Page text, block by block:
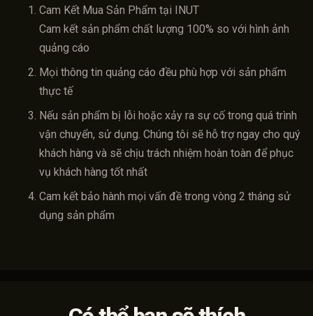
Cam Kết Mua Sản Phẩm tại INUT
Cam kết sản phẩm chất lượng 100% so với hình ảnh
quảng cáo
Mọi thông tin quảng cáo đều phù hợp với sản phẩm
thực tế
Nếu sản phẩm bị lỗi hoặc xảy ra sự cố trong quá trình
vận chuyển, sử dụng. Chúng tôi sẽ hỗ trợ ngay cho quý
khách hàng và sẽ chịu trách nhiệm hoàn toàn để phục
vụ khách hàng tốt nhất
Cam kết bảo hành mọi vấn đề trong vòng 2 tháng sử
dụng sản phẩm